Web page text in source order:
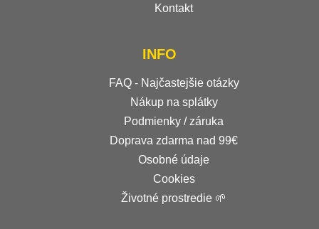
Kontakt
INFO
FAQ - Najčastejšie otázky
Nákup na splátky
Podmienky / záruka
Doprava zdarma nad 99€
Osobné údaje
Cookies
Životné prostredie 🌱